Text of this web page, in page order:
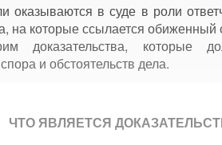
оказываются в суде в роли
на которые ссылается обиженный
доказательства, которые
и обстоятельств дела.
ЧТО ЯВЛЯЕТСЯ